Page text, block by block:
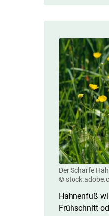
Der Scharfe
©
Hahnenfuß
Frühschnitt